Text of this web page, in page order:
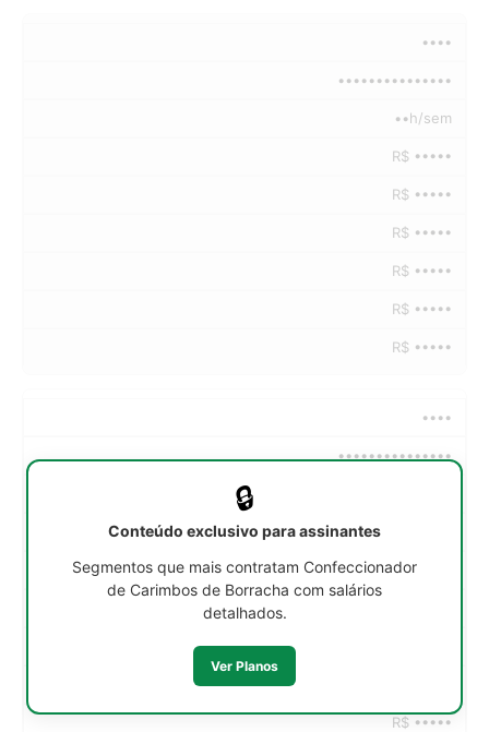
••••
•••••••••••••••
••h/sem
R$ •••••
R$ •••••
R$ •••••
R$ •••••
R$ •••••
R$ •••••
••••
•••••••••••••••
R$ •••••
R$ •••••
🔒
Conteúdo exclusivo para assinantes
Segmentos que mais contratam Confeccionador
de Carimbos de Borracha com salários
detalhados.
Ver Planos